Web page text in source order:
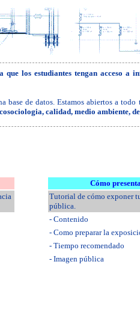
que los estudiantes tengan acceso a
base de datos. Estamos abiertos a todo
calidad, medio ambiente,
Cómo
Tutorial de cómo exponer
pública.
- Contenido
- Como preparar la
- Tiempo recomendado
- Imagen pública